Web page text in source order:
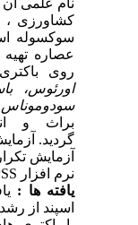
نام علمی
کشاورزی
سوکسوله
عصاره
روی
اورئوس،
سودوموناس
براث و
آزمایش
نرم افزار SPSS نسخه 18 استفاده شد.
یافته ها :
اسپند از